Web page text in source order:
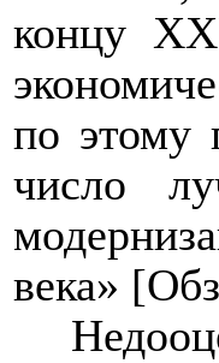
концу
по этому
число
века»